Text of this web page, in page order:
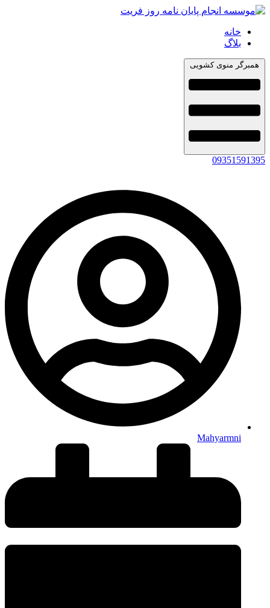
خانه
بلاگ
همبرگر منوی کشویی
09351591395
Mahyarmni